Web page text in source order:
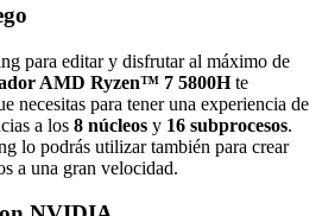
para editar y disfrutar al máximo de
AMD Ryzen™ 7 5800Hte
necesitas para tener una experiencia de
a los 8 núcleos y 16 subprocesos.
lo podrás utilizar también para crear
a una gran velocidad.